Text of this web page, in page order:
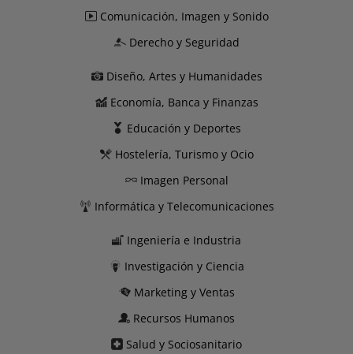
Comunicación, Imagen y Sonido
Derecho y Seguridad
Diseño, Artes y Humanidades
Economía, Banca y Finanzas
Educación y Deportes
Hostelería, Turismo y Ocio
Imagen Personal
Informática y Telecomunicaciones
Ingeniería e Industria
Investigación y Ciencia
Marketing y Ventas
Recursos Humanos
Salud y Sociosanitario